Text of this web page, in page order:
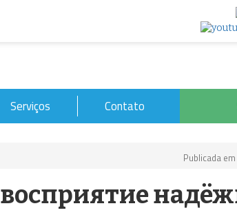
Serviços Contato
Publicada